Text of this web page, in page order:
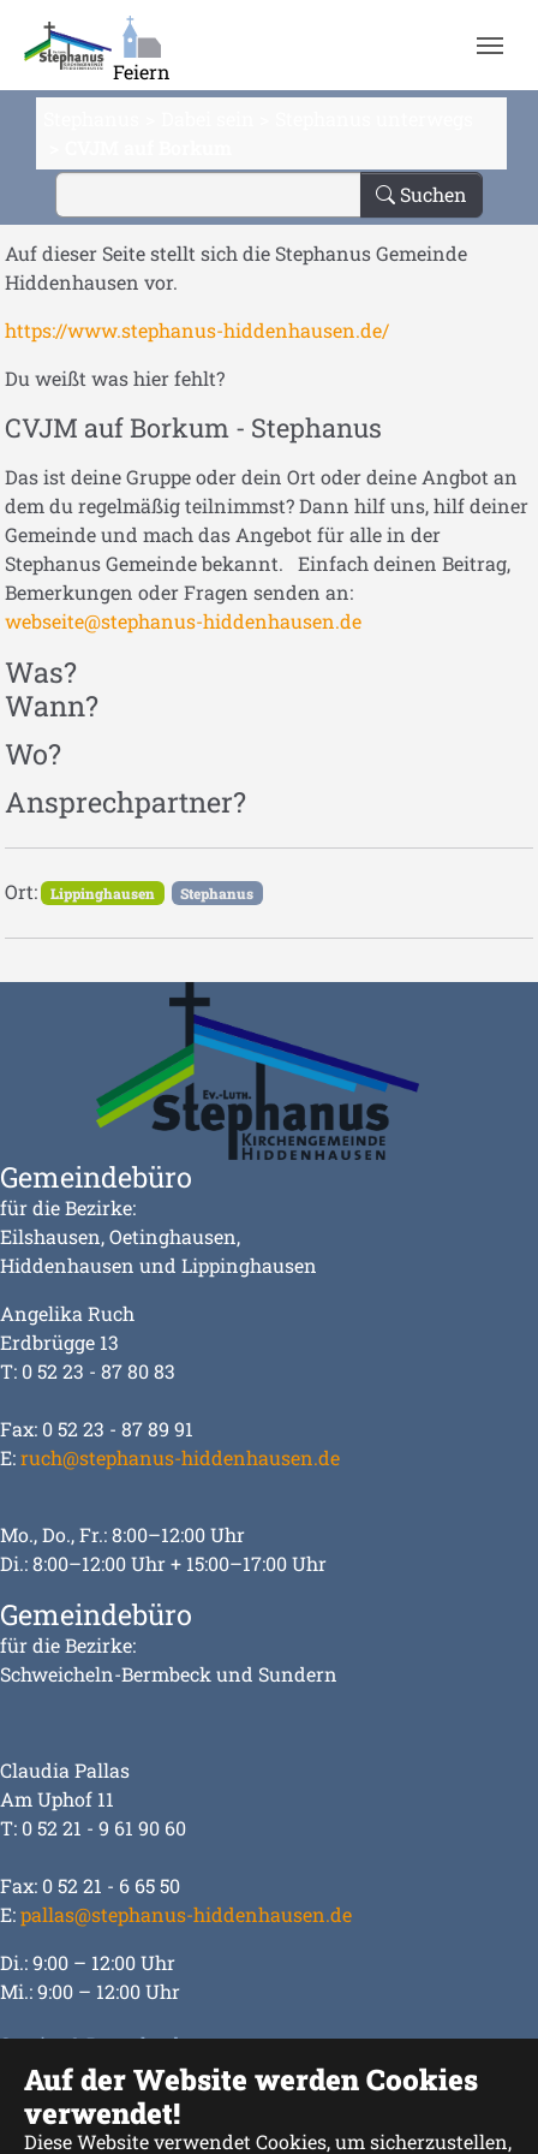
Auf der Website werden Cookies
verwendet!
Diese Website verwendet Cookies, um sicherzustellen,
Zum Hauptinhalt springen
Feiern
Suchen
Auf dieser Seite stellt sich die Stephanus Gemeinde
Hiddenhausen vor.
https://www.stephanus-hiddenhausen.de/
Du weißt was hier fehlt?
CVJM auf Borkum - Stephanus
Das ist deine Gruppe oder dein Ort oder deine Angbot an
dem du regelmäßig teilnimmst? Dann hilf uns, hilf deiner
Gemeinde und mach das Angebot für alle in der
Stephanus Gemeinde bekannt. Einfach deinen Beitrag,
Bemerkungen oder Fragen senden an:
webseite@stephanus-hiddenhausen.de
Was?
Wann?
Wo?
Ansprechpartner?
Ort: Lippinghausen Stephanus
Gemeindebüro
für die Bezirke:
Eilshausen, Oetinghausen,
Hiddenhausen und Lippinghausen
Angelika Ruch
Erdbrügge 13
T: 0 52 23 - 87 80 83
Fax: 0 52 23 - 87 89 91
E:ruch@stephanus-hiddenhausen.de
Mo., Do., Fr.: 8:00–12:00 Uhr
Di.: 8:00–12:00 Uhr + 15:00–17:00 Uhr
Gemeindebüro
für die Bezirke:
Schweicheln-Bermbeck und Sundern
Claudia Pallas
Am Uphof 11
T: 0 52 21 - 9 61 90 60
Fax: 0 52 21 - 6 65 50
E:pallas@stephanus-hiddenhausen.de
Di.: 9:00 – 12:00 Uhr
Mi.: 9:00 – 12:00 Uhr
Service & Downloads
Impressum
Datenschutz